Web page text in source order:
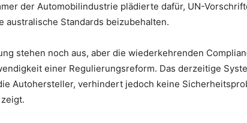
der Automobilindustrie plädierte dafür, UN-
australische Standards beizubehalten.
stehen noch aus, aber die wiederkehrenden
einer Regulierungsreform. Das derzeitige
Autohersteller, verhindert jedoch keine